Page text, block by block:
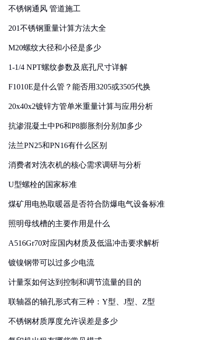
不锈钢通风 管道施工
201不锈钢重量计算方法大全
M20螺纹大径和小径是多少
1-1/4 NPT螺纹参数及底孔尺寸详解
F1010E是什么管？能否用3205或3505代换
20x40x2镀锌方管单米重量计算与应用分析
抗渗混凝土中P6和P8膨胀剂分别加多少
法兰PN25和PN16有什么区别
消费者对洗衣机的核心需求调研与分析
U型螺栓的国家标准
煤矿用电热取暖器是否符合防爆电气设备标准
照明母线槽的主要作用是什么
A516Gr70对应国内材质及低温冲击要求解析
镀镍钢带可以过多少电流
计量泵如何达到控制和调节流量的目的
联轴器的轴孔形式有三种：Y型、J型、Z型
不锈钢材质厚度允许误差是多少